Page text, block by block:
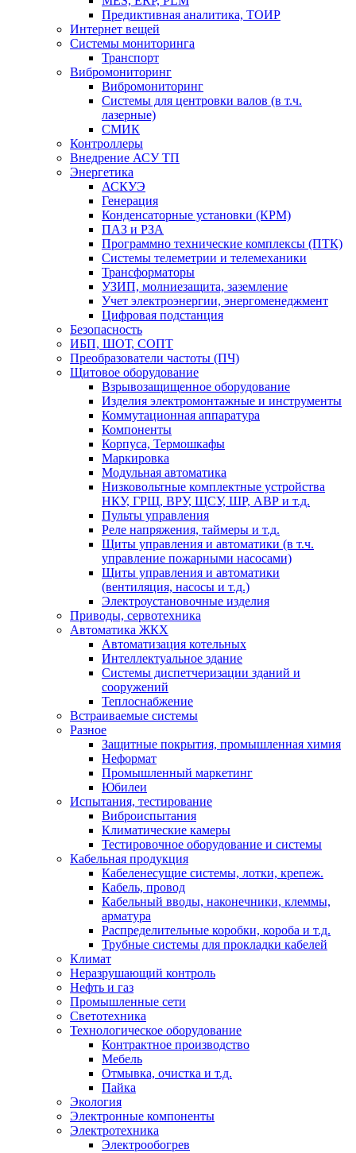
Предиктивная аналитика, ТОИР
Интернет вещей
Системы мониторинга
Транспорт
Вибромониторинг
Вибромониторинг
Системы для центровки валов (в т.ч.
лазерные)
СМИК
Контроллеры
Внедрение АСУ ТП
Энергетика
АСКУЭ
Генерация
Конденсаторные установки (КРМ)
ПАЗ и РЗА
Программно технические комплексы (ПТК)
Системы телеметрии и телемеханики
Трансформаторы
УЗИП, молниезащита, заземление
Учет электроэнергии, энергоменеджмент
Цифровая подстанция
Безопасность
ИБП, ШОТ, СОПТ
Преобразователи частоты (ПЧ)
Щитовое оборудование
Взрывозащищенное оборудование
Изделия электромонтажные и инструменты
Коммутационная аппаратура
Компоненты
Корпуса, Термошкафы
Маркировка
Модульная автоматика
Низковольтные комплектные устройства
НКУ, ГРЩ, ВРУ, ЩСУ, ШР, АВР и т.д.
Пульты управления
Реле напряжения, таймеры и т.д.
Щиты управления и автоматики (в т.ч.
управление пожарными насосами)
Щиты управления и автоматики
(вентиляция, насосы и т.д.)
Электроустановочные изделия
Приводы, сервотехника
Автоматика ЖКХ
Автоматизация котельных
Интеллектуальное здание
Системы диспетчеризации зданий и
сооружений
Теплоснабжение
Встраиваемые системы
Разное
Защитные покрытия, промышленная химия
Неформат
Промышленный маркетинг
Юбилеи
Испытания, тестирование
Виброиспытания
Климатические камеры
Тестировочное оборудование и системы
Кабельная продукция
Кабеленесущие системы, лотки, крепеж.
Кабель, провод
Кабельный вводы, наконечники, клеммы,
арматура
Распределительные коробки, короба и т.д.
Трубные системы для прокладки кабелей
Климат
Неразрушающий контроль
Нефть и газ
Промышленные сети
Светотехника
Технологическое оборудование
Контрактное производство
Мебель
Отмывка, очистка и т.д.
Пайка
Экология
Электронные компоненты
Электротехника
Электрообогрев